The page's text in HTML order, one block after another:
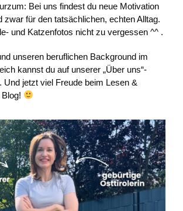
Bei uns findest du neue Motivation
zwar für den tatsächlichen, echten Alltag.
und Katzenfotos nicht zu vergessen ^^ .
unseren beruflichen Background im
kannst du auf unserer „Über uns“-
Und jetzt viel Freude beim Lesen &